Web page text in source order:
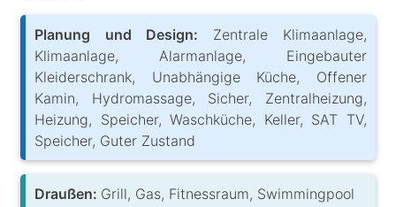
Planung und Design: Zentrale Klimaanlage,
Klimaanlage, Alarmanlage, Eingebauter
Kleiderschrank, Unabhängige Küche, Offener
Kamin, Hydromassage, Sicher, Zentralheizung,
Heizung, Speicher, Waschküche, Keller, SAT TV,
Speicher, Guter Zustand
Draußen: Grill, Gas, Fitnessraum, Swimmingpool